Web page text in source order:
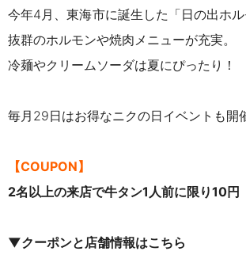
今年4月、東海市に誕生した「日の出ホ
抜群のホルモンや焼肉メニューが充実。
冷麺やクリームソーダは夏にぴったり！
毎月29日はお得なニクの日イベントも開
【COUPON】
2名以上の来店で牛タン1人前に限り10円
▼クーポンと店舗情報はこちら